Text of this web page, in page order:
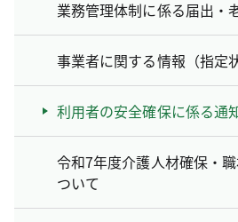
業務管理体制に係る届出・
事業者に関する情報（指定
利用者の安全確保に係る通
令和7年度介護人材確保・
ついて